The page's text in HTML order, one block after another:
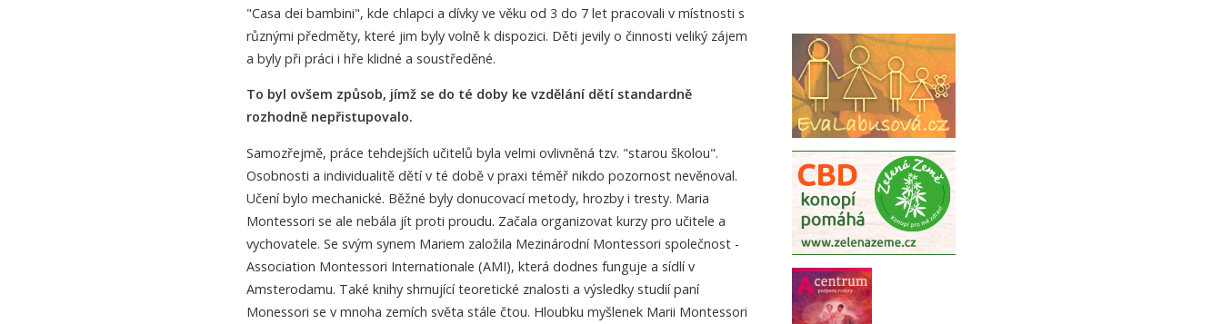
"Casa dei bambini", kde chlapci a dívky ve věku od 3 do 7 let pracovali v místnosti s
různými předměty, které jim byly volně k dispozici. Děti jevily o činnosti veliký zájem
a byly při práci i hře klidné a soustředěné.
To byl ovšem způsob, jímž se do té doby ke vzdělání dětí standardně
rozhodně nepřistupovalo.
Samozřejmě, práce tehdejších učitelů byla velmi ovlivněná tzv. "starou školou".
Osobnosti a individualitě dětí v té době v praxi téměř nikdo pozornost nevěnoval.
Učení bylo mechanické. Běžné byly donucovací metody, hrozby i tresty. Maria
Montessori se ale nebála jít proti proudu. Začala organizovat kurzy pro učitele a
vychovatele. Se svým synem Mariem založila Mezinárodní Montessori společnost -
Association Montessori Internationale (AMI), která dodnes funguje a sídlí v
Amsterodamu. Také knihy shrnující teoretické znalosti a výsledky studií paní
Monessori se v mnoha zemích světa stále čtou. Hloubku myšlenek Marii Montessori